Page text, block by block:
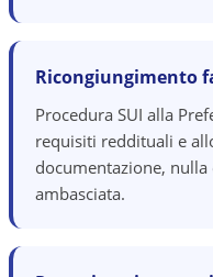
Ricongiungimento
Procedura SUI alla
requisiti reddituali e
documentazione,
ambasciata.